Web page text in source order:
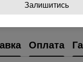
Написать отзыв
Оплата
Залишитись